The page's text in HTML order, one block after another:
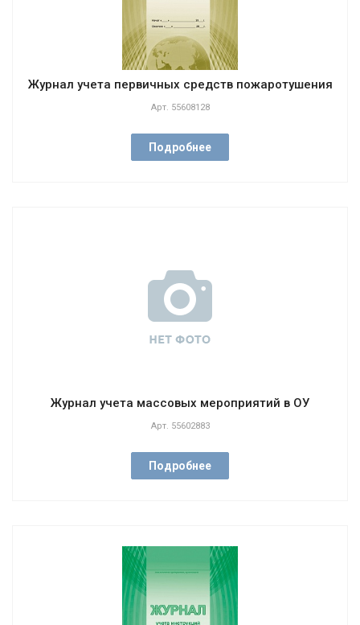
Журнал учета первичных средств пожаротушения
Арт. 55608128
Подробнее
Журнал учета массовых мероприятий в ОУ
Арт. 55602883
Подробнее